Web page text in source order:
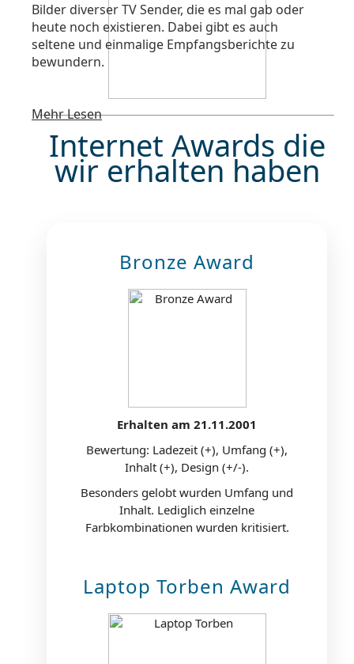
Bilder diverser TV Sender, die es mal gab oder
heute noch existieren. Dabei gibt es auch
seltene und einmalige Empfangsberichte zu
bewundern.
Mehr Lesen
Internet Awards die
wir erhalten haben
Bronze Award
Erhalten am 21.11.2001
Bewertung: Ladezeit (+), Umfang (+),
Inhalt (+), Design (+/-).
Besonders gelobt wurden Umfang und
Inhalt. Lediglich einzelne
Farbkombinationen wurden kritisiert.
Laptop Torben Award